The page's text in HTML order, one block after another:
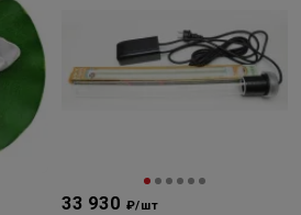
33 930 ₽/шт